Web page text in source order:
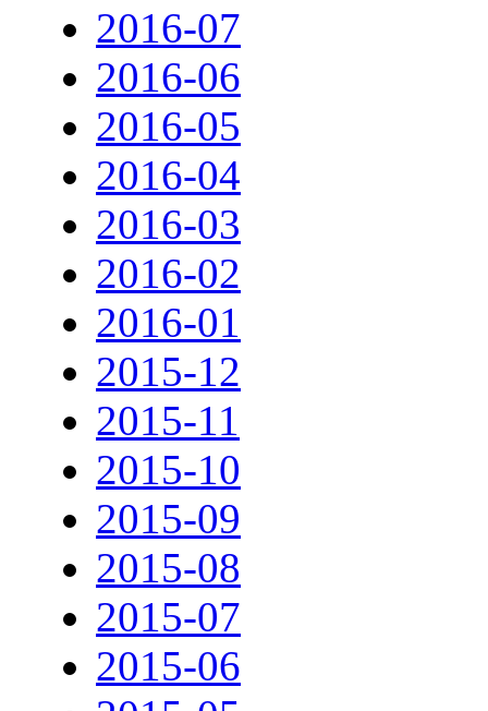
2016-07
2016-06
2016-05
2016-04
2016-03
2016-02
2016-01
2015-12
2015-11
2015-10
2015-09
2015-08
2015-07
2015-06